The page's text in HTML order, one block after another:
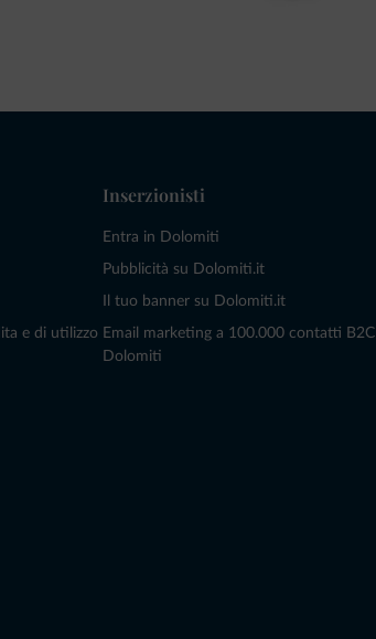
e di utilizzo
Inserzionisti
Entra in Dolomiti
Pubblicità su Dolomiti.it
Il tuo banner su Dolomiti.it
Email marketing a 100.000 contatti B2C
Dolomiti